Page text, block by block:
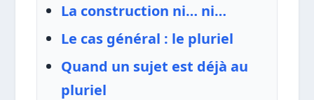
La construction ni… ni…
Le cas général : le pluriel
Quand un sujet est déjà au
pluriel